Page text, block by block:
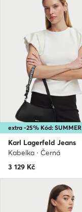
extra -25% Kód: SUMMER
Karl Lagerfeld Jeans
Kabelka · Černá
3 129 Kč